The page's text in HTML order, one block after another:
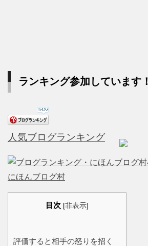
ランキング参加しています！
人気ブログランキング
にほんブログ村
目次 [非表示]
評価すると相手の怒りを招く